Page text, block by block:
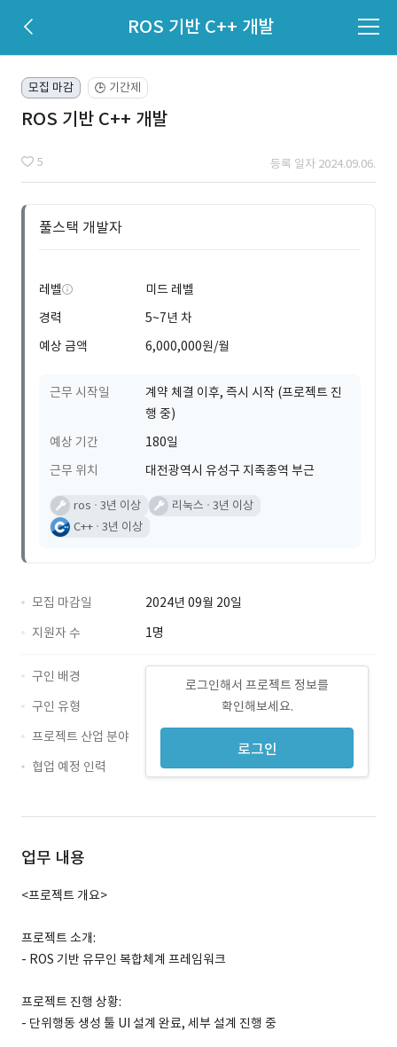
ROS 기반 C++ 개발
모집 마감 🕒 기간제
ROS 기반 C++ 개발
5 등록 일자 2024.09.06.
풀스택 개발자
레벨
미드 레벨
경력
5~7년 차
예상 금액
6,000,000원/월
근무 시작일
계약 체결 이후, 즉시 시작 (프로젝트 진
행 중)
예상 기간
180일
근무 위치
대전광역시 유성구 지족종역 부근
ros 3년 이상 리눅스
3년 이상
C++ 3년 이상
모집 마감일
2024년 09월 20일
지원자 수
1명
로그인해서 프로젝트 정보를
확인해보세요.
로그인
구인 배경
구인 유형
프로젝트 산업 분야
협업 예정 인력
업무 내용
<프로젝트 개요>
프로젝트 소개:
- ROS 기반 유무인 복합체계 프레임워크
프로젝트 진행 상황:
- 단위행동 생성 툴 UI 설계 완료, 세부 설계 진행 중